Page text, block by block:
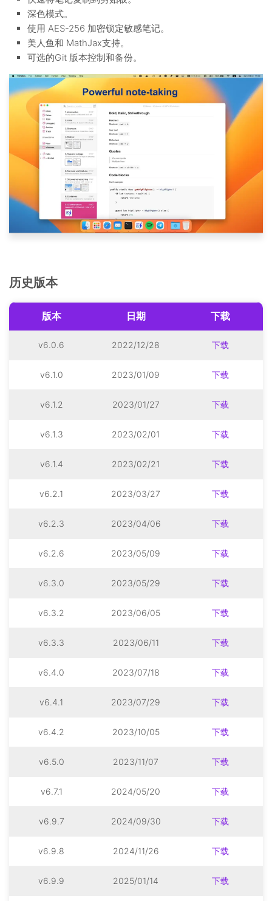
深色模式。
使用 AES-256 加密锁定敏感笔记。
美人鱼和 MathJax支持。
可选的Git 版本控制和备份。
历史版本
版本 日期 下载
v6.0.6 2022/12/28 下载
v6.1.0 2023/01/09 下载
v6.1.2 2023/01/27 下载
v6.1.3 2023/02/01 下载
v6.1.4 2023/02/21 下载
v6.2.1 2023/03/27 下载
v6.2.3 2023/04/06 下载
v6.2.6 2023/05/09 下载
v6.3.0 2023/05/29 下载
v6.3.2 2023/06/05 下载
v6.3.3 2023/06/11 下载
v6.4.0 2023/07/18 下载
v6.4.1 2023/07/29 下载
v6.4.2 2023/10/05 下载
v6.5.0 2023/11/07 下载
v6.7.1 2024/05/20 下载
v6.9.7 2024/09/30 下载
v6.9.8 2024/11/26 下载
v6.9.9 2025/01/14 下载